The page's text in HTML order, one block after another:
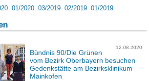
01/2020 03/2019 02/2019 01/2019
12.08.2020
Bündnis 90/Die Grünen
vom Bezirk Oberbayern besuchen
Gedenkstätte am Bezirksklinikum
Mainkofen